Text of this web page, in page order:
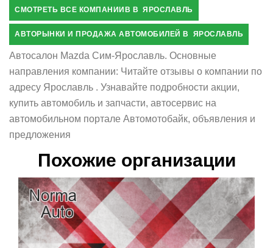
СМОТРЕТЬ ВСЕ КОМПАНИИВ В ЯРОСЛАВЛЬ
АВТОРЫНКИ И ПРОДАЖА АВТОМОБИЛЕЙ В ЯРОСЛАВЛЬ
Автосалон Mazda Сим-Ярославль. Основные
направления компании: Читайте отзывы о компании по
адресу Ярославль . Узнавайте подробности акции,
купить автомобиль и запчасти, автосервис на
автомобильном портале Автомотобайк, объявления и
предложения
Похожие организации